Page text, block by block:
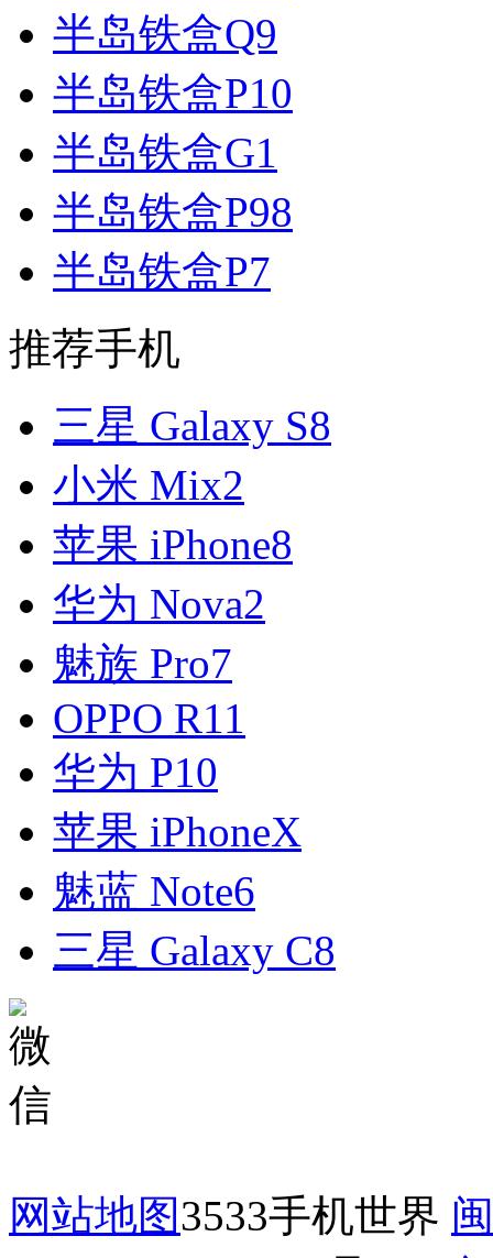
半岛铁盒Q9
半岛铁盒P10
半岛铁盒G1
半岛铁盒P98
半岛铁盒P7
推荐手机
三星 Galaxy S8
小米 Mix2
苹果 iPhone8
华为 Nova2
魅族 Pro7
OPPO R11
华为 P10
苹果 iPhoneX
魅蓝 Note6
三星 Galaxy C8
网站地图3533手机世界